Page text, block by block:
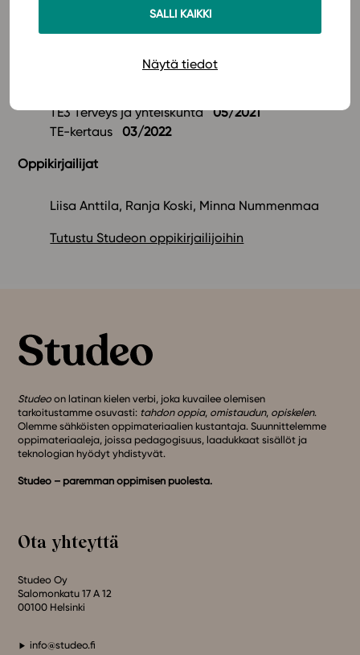
SALLI KAIKKI
Näytä tiedot
Uuden sarjan julkaisuaikataulu
TE1 Terveys voimavarana
JULKAISTU!
TE3 Terveys ja yhteiskunta05/2021
TE-kertaus03/2022
Oppikirjailijat
Liisa Anttila, Ranja Koski, Minna Nummenmaa
Tutustu Studeon oppikirjailijoihin
Studeo on latinan kielen verbi, joka kuvailee olemisen
tarkoitustamme osuvasti: tahdon oppia, omistaudun, opiskelen.
Olemme sähköisten oppimateriaalien kustantaja. Suunnittelemme
oppimateriaaleja, joissa pedagogisuus, laadukkaat sisällöt ja
teknologian hyödyt yhdistyvät.
Studeo – paremman oppimisen puolesta.
Ota yhteyttä
Studeo Oy
Salomonkatu 17 A 12
00100 Helsinki
info@studeo.fi